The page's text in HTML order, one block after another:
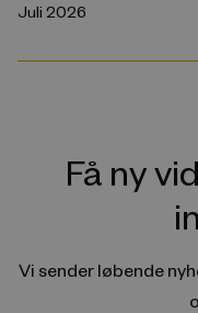
Juli 2026
Få ny
Vi sender løbende